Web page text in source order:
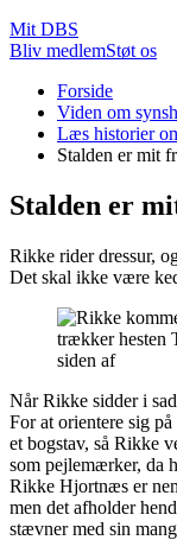
Mit DBS
Bliv medlemStøt os
Forside
Viden om
Læs historier
Stalden er mit
Stalden er
Rikke rider dressur,
Det skal ikke være
Når Rikke sidder i
For at orientere sig
et bogstav, så Rikke
som pejlemærker, da
Rikke Hjortnæs er
men det afholder
stævner med sin